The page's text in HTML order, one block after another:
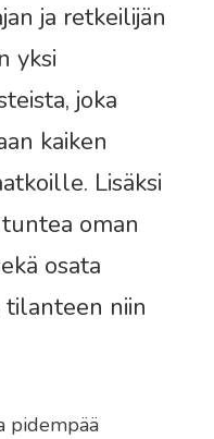
ja retkeilijän
yksi
joka
kaiken
Lisäksi
oman
osata
tilanteen niin
pidempää